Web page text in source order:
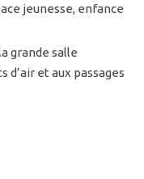
jeunesse, enfance
grande salle
et aux passages